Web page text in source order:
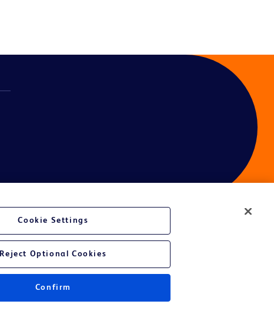
Cookie Settings
Reject Optional Cookies
Confirm